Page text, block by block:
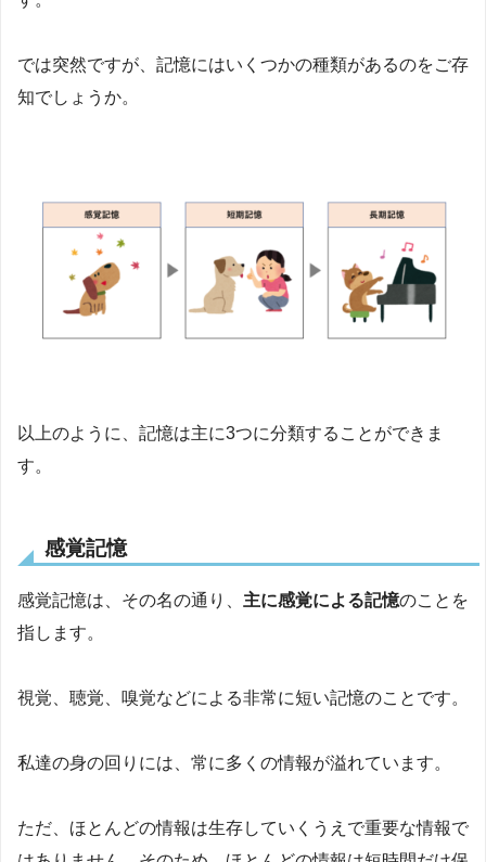
では突然ですが、記憶にはいくつかの種類があるのをご存
知でしょうか。
以上のように、記憶は主に3つに分類することができま
す。
感覚記憶
感覚記憶は、その名の通り、 主に感覚による記憶のことを
指します。
視覚、聴覚、嗅覚などによる非常に短い記憶のことです。
私達の身の回りには、常に多くの情報が溢れています。
ただ、ほとんどの情報は生存していくうえで重要な情報で